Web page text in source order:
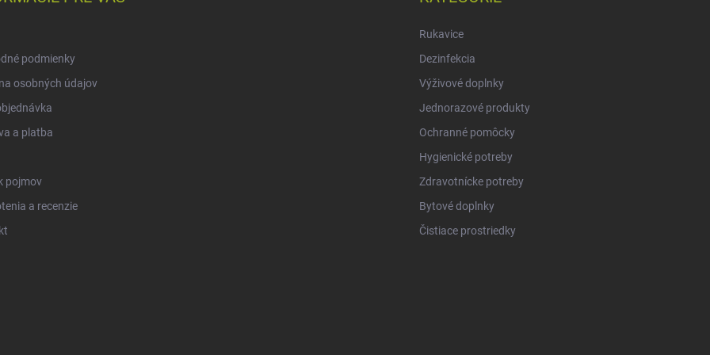
podmienky
osobných údajov
a platba
pojmov
a recenzie
Rukavice
Dezinfekcia
Výživové doplnky
Jednorazové produkty
Ochranné pomôcky
Hygienické potreby
Zdravotnícke potreby
Bytové doplnky
Čistiace prostriedky